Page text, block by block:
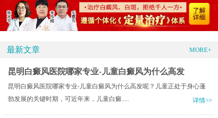
最新文章 MORE+
昆明白癜风医院哪家专业-儿童白癜风为什么高发
昆明白癜风医院哪家专业-儿童白癜风为什么高发呢？儿童正处于身心蓬
勃发展的关键时期，可近年来，儿童白癜.....
详情>>